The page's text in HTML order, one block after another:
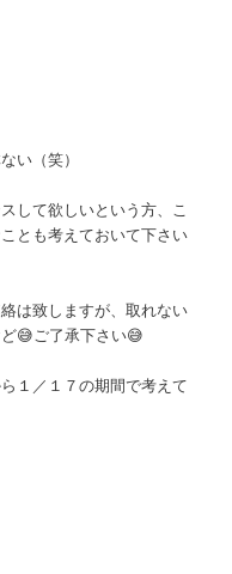
い（笑）
して欲しいという方、こ
とも考えておいて下さい
は致しますが、取れない
😅ご了承下さい😅
１／１７の期間で考えて